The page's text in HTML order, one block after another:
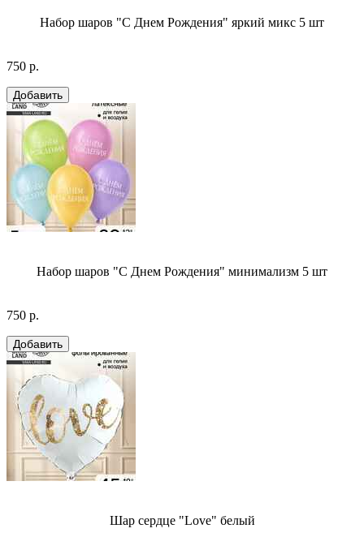
Набор шаров "С Днем Рождения" яркий микс 5 шт
750 р.
Набор шаров "С Днем Рождения" минимализм 5 шт
750 р.
Шар сердце "Love" белый